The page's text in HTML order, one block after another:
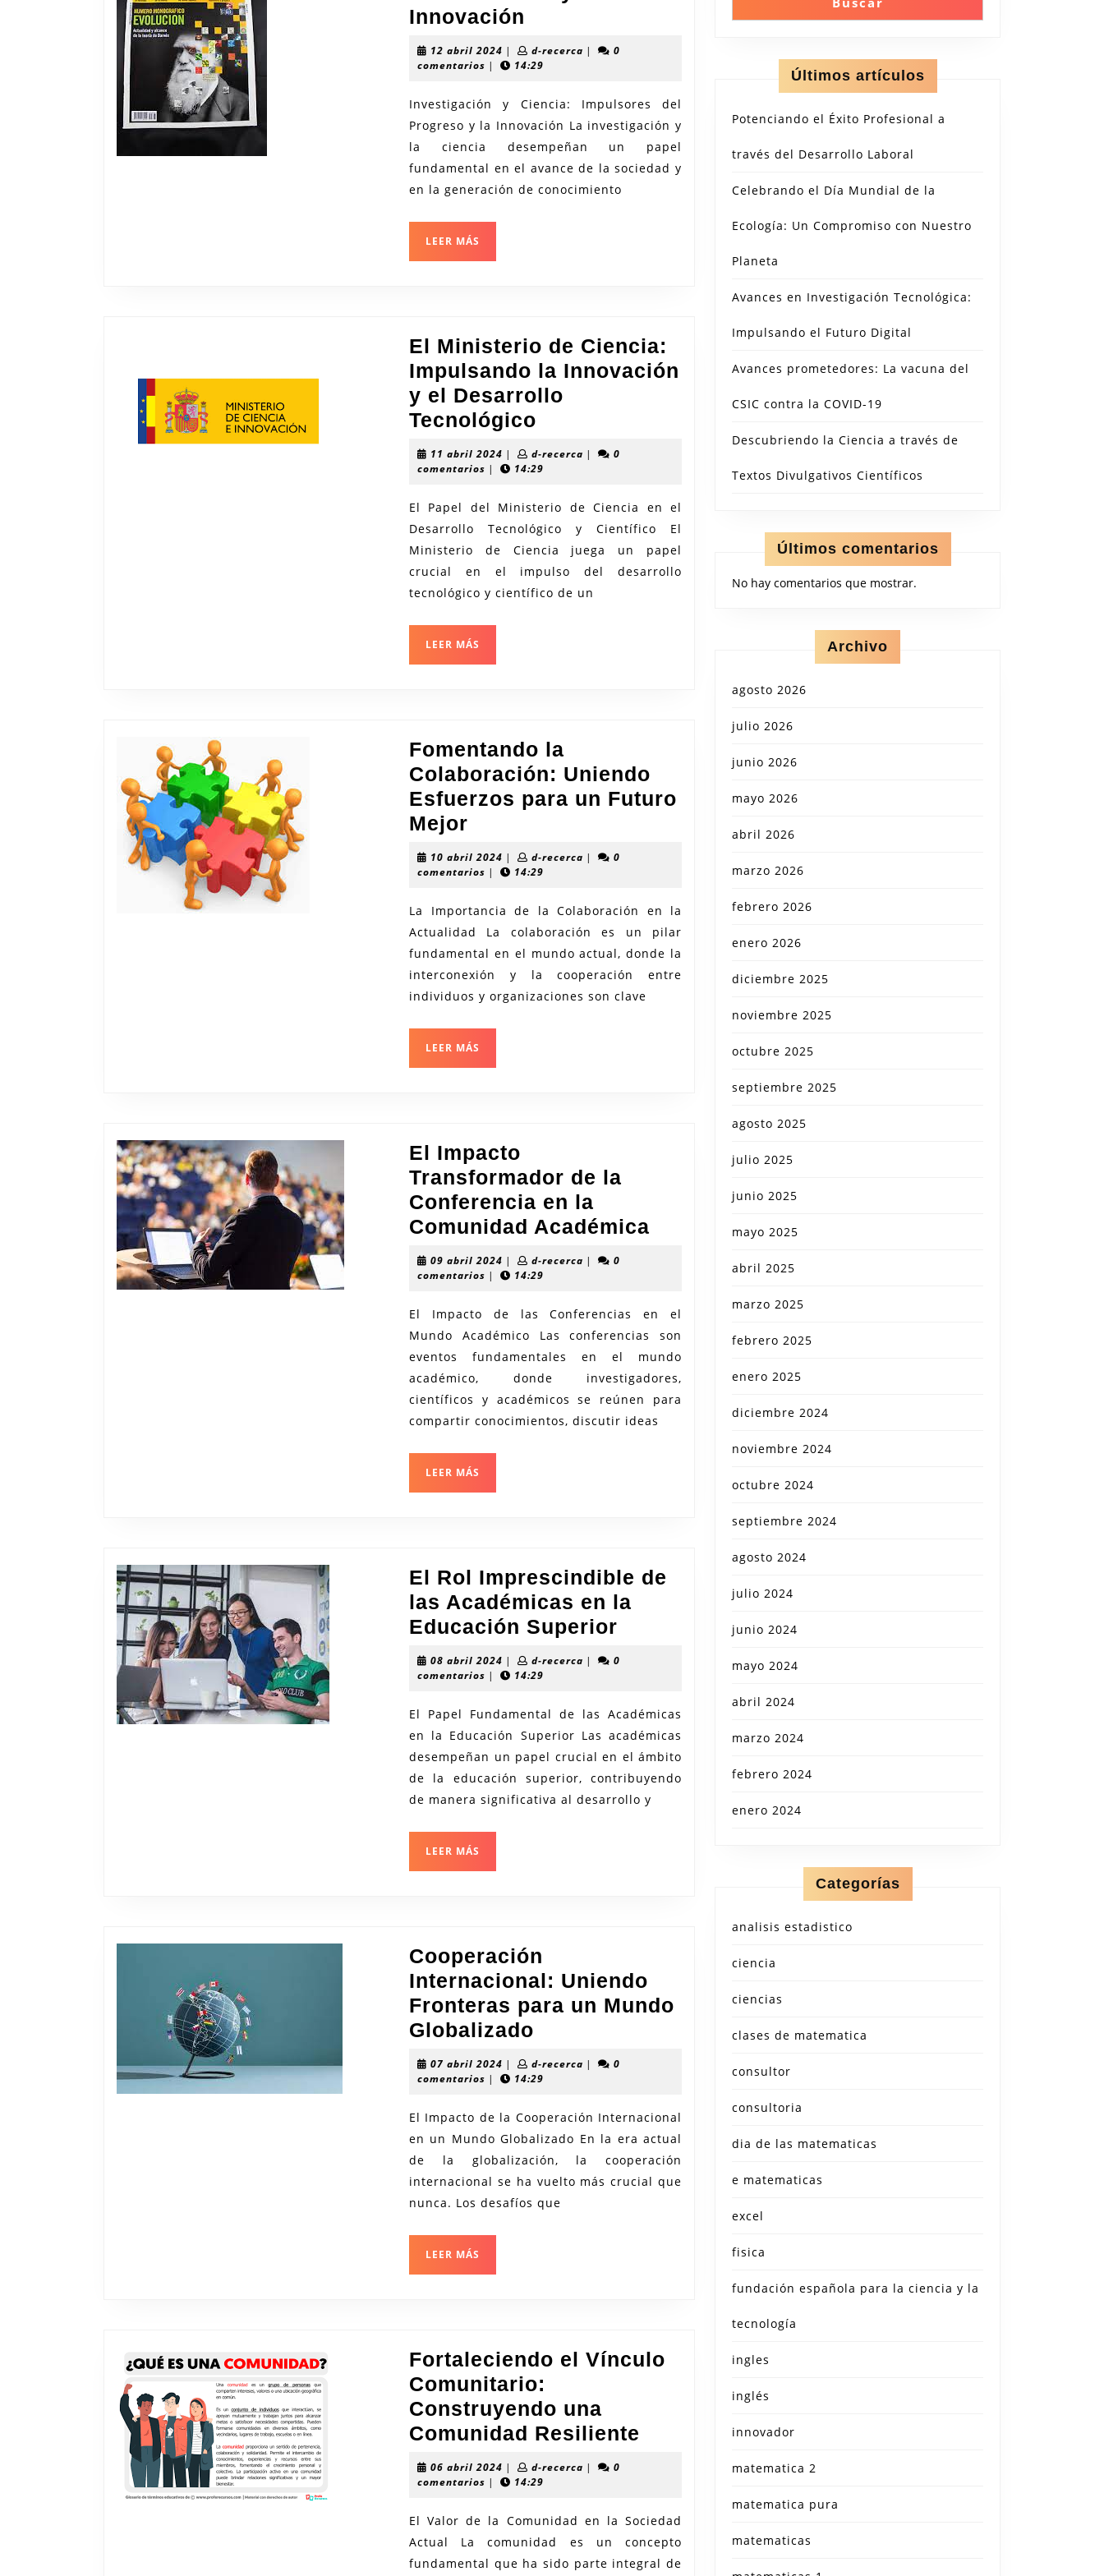
Innovación
en
Investigación
Ciencia:
Impulsores
del
Conocimiento
12 abril 2024 12
abril
| d-recerca d-|
0
comentarios | 14:29
Investigación y Ciencia: Impulsores del
Progreso y la Innovación La investigación y
la ciencia desempeñan un papel
fundamental en el avance de la sociedad y
en la generación de conocimiento
LEER MÁS
El Ministerio de Ciencia:
Impulsando la Innovación
y el Desarrollo
Tecnológico
Ministerio
de
Impulsando
la
Innovación
y
11 abril 2024 11
abril
| d-recerca d-|
0
comentarios | 14:29
El Papel del Ministerio de Ciencia en el
Desarrollo Tecnológico y Científico El
Ministerio de Ciencia juega un papel
crucial en el impulso del desarrollo
tecnológico y científico de un
LEER MÁS
Fomentando la
Colaboración: Uniendo
Esfuerzos para un Futuro
Mejor
Colaboración:
Esfuerzos
para
un
Futuro
10 abril 2024 10
abril
| d-recerca d-|
0
comentarios | 14:29
La Importancia de la Colaboración en la
Actualidad La colaboración es un pilar
fundamental en el mundo actual, donde la
interconexión y la cooperación entre
individuos y organizaciones son clave
LEER MÁS
El Impacto
Transformador de la
Conferencia en la
Comunidad Académica
Transformador
la
Conferencia
en
la
Comunidad
Académica
09 abril 2024 09
abril
| d-recerca d-|
0
comentarios | 14:29
El Impacto de las Conferencias en el
Mundo Académico Las conferencias son
eventos fundamentales en el mundo
académico, donde investigadores,
científicos y académicos se reúnen para
compartir conocimientos, discutir ideas
LEER MÁS
El Rol Imprescindible de
las Académicas en la
Educación Superior
Imprescindible
las
Académicas
en
la
08 abril 2024 08
abril
| d-recerca d-|
0
comentarios | 14:29
El Papel Fundamental de las Académicas
en la Educación Superior Las académicas
desempeñan un papel crucial en el ámbito
de la educación superior, contribuyendo
de manera significativa al desarrollo y
LEER MÁS
Cooperación
Internacional: Uniendo
Fronteras para un Mundo
Globalizado
Internacional:
Uniendo
para
un
Mundo
Globalizado
07 abril 2024 07
abril
| d-recerca d-|
0
comentarios | 14:29
El Impacto de la Cooperación Internacional
en un Mundo Globalizado En la era actual
de la globalización, la cooperación
internacional se ha vuelto más crucial que
nunca. Los desafíos que
LEER MÁS
Fortaleciendo el Vínculo
Comunitario:
Construyendo una
Comunidad Resiliente Fortaleciendo
Comunitario:
Construyendo
una
06 abril 2024 06
abril
| d-recerca d-|
0
comentarios | 14:29
El Valor de la Comunidad en la Sociedad
Actual La comunidad es un concepto
fundamental que ha sido parte integral de
Últimos artículos
Potenciando el Éxito Profesional a
través del Desarrollo Laboral
Celebrando el Día Mundial de la
Ecología: Un Compromiso con Nuestro
Planeta
Avances en Investigación Tecnológica:
Impulsando el Futuro Digital
Avances prometedores: La vacuna del
CSIC contra la COVID-19
Descubriendo la Ciencia a través de
Textos Divulgativos Científicos
Últimos comentarios
No hay comentarios que mostrar.
Archivo
agosto 2026
julio 2026
junio 2026
mayo 2026
abril 2026
marzo 2026
febrero 2026
enero 2026
diciembre 2025
noviembre 2025
octubre 2025
septiembre 2025
agosto 2025
julio 2025
junio 2025
mayo 2025
abril 2025
marzo 2025
febrero 2025
enero 2025
diciembre 2024
noviembre 2024
octubre 2024
septiembre 2024
agosto 2024
julio 2024
junio 2024
mayo 2024
abril 2024
marzo 2024
febrero 2024
enero 2024
Categorías
analisis estadistico
ciencia
ciencias
clases de matematica
consultor
consultoria
dia de las matematicas
e matematicas
excel
fisica
fundación española para la ciencia y la
tecnología
ingles
inglés
innovador
matematica 2
matematica pura
matematicas